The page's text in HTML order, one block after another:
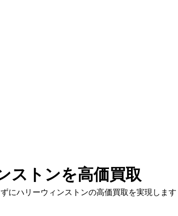
ストンを高価買取
にハリーウィンストンの高価買取を実現します